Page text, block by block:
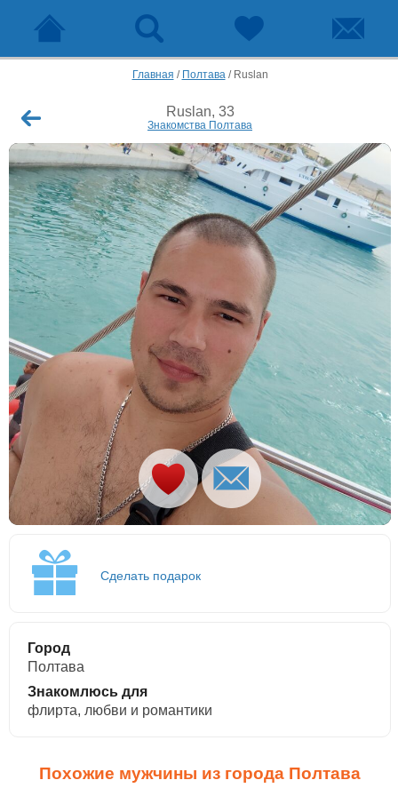
Главная / Полтава/ Ruslan
Ruslan, 33
Знакомства Полтава
Сделать подарок
Город
Полтава
Знакомлюсь для
флирта, любви и романтики
Похожие мужчины из города Полтава